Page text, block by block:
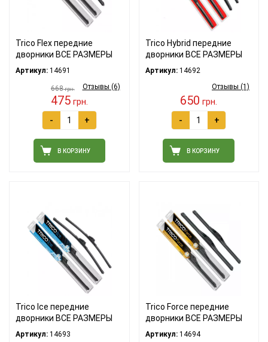
Trico Flex передние
дворники ВСЕ РАЗМЕРЫ
Артикул: 14691
Отзывы (6)
668грн.
475грн.
- +
В КОРЗИНУ
Trico Hybrid передние
дворники ВСЕ РАЗМЕРЫ
Артикул:14692
Отзывы (1)
650 грн.
- +
В КОРЗИНУ
Trico Ice передние
дворники ВСЕ РАЗМЕРЫ
Артикул: 14693
Trico Force передние
дворники ВСЕ РАЗМЕРЫ
Артикул:14694